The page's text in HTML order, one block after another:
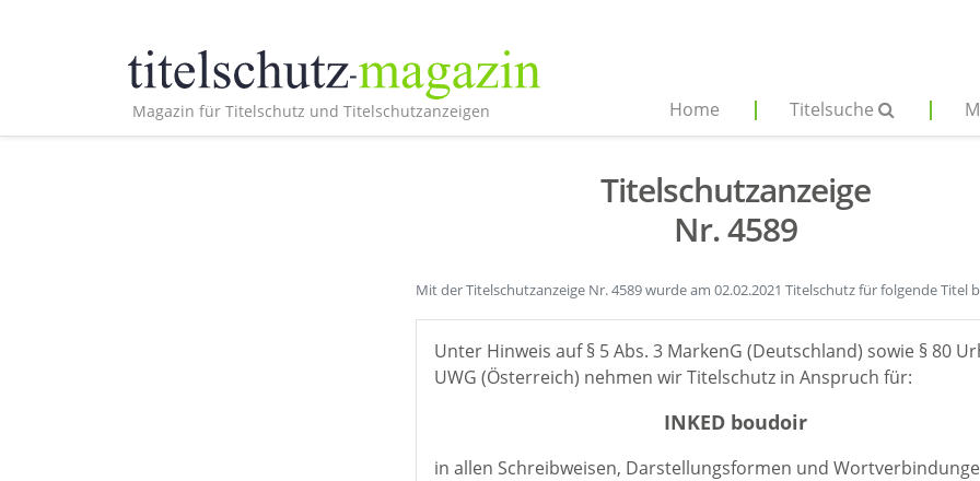
Magazin für Titelschutz und Titelschutzanzeigen Home Titelsuche
Titelschutzanzeige
Nr. 4589
Mit der Titelschutzanzeige Nr. 4589 wurde am 02.02.2021 Titelschutz für folgende Titel
Unter Hinweis auf § 5 Abs. 3 MarkenG (Deutschland) sowie § 80
UWG (Österreich) nehmen wir Titelschutz in Anspruch für:
INKED boudoir
in allen Schreibweisen, Darstellungsformen und